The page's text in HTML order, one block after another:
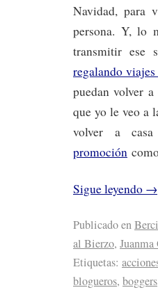
Navidad, para
persona. Y, lo
transmitir ese
regalando
puedan volver
que yo le veo a
volver a
promoción
Sigue leyendo →
Publicado en
al Bierzo,
Etiquetas:
blogueros, boggers